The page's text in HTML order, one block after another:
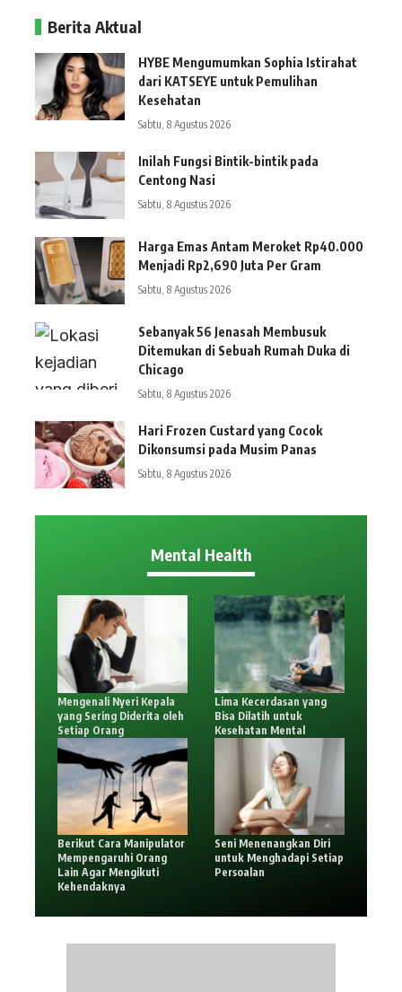
Berita Aktual
HYBE Mengumumkan Sophia Istirahat
dari KATSEYE untuk Pemulihan
Kesehatan
Sabtu, 8 Agustus 2026
Inilah Fungsi Bintik-bintik pada
Centong Nasi
Sabtu, 8 Agustus 2026
Harga Emas Antam Meroket Rp40.000
Menjadi Rp2,690 Juta Per Gram
Sabtu, 8 Agustus 2026
Sebanyak 56 Jenasah Membusuk
Ditemukan di Sebuah Rumah Duka di
Chicago
Sabtu, 8 Agustus 2026
Hari Frozen Custard yang Cocok
Dikonsumsi pada Musim Panas
Sabtu, 8 Agustus 2026
Mental Health
Mengenali Nyeri Kepala
yang Sering Diderita oleh
Setiap Orang
Lima Kecerdasan yang
Bisa Dilatih untuk
Kesehatan Mental
Berikut Cara Manipulator
Mempengaruhi Orang
Lain Agar Mengikuti
Kehendaknya
Seni Menenangkan Diri
untuk Menghadapi Setiap
Persoalan